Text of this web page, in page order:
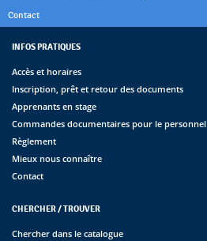
Contact
INFOS PRATIQUES
Accès et horaires
Inscription, prêt et retour des documents
Apprenants en stage
Commandes documentaires pour le personnel
Règlement
Mieux nous connaître
Contact
CHERCHER / TROUVER
Chercher dans le catalogue